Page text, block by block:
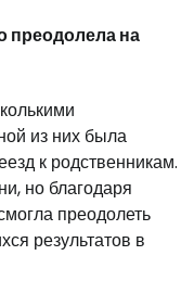
преодолела на
из них была
к родственникам.
но благодаря
преодолеть
результатов в